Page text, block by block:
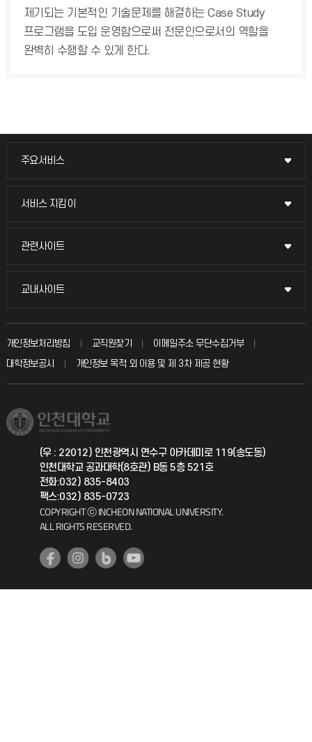
제기되는 기본적인 기술문제를 해결하는 Case Study
프로그램을 도입 운영함으로써 전문인으로서의 역할을
완벽히 수행할 수 있게 한다.
주요서비스
주요서비스
교무회의방송
입학안내
취업정보(학생)
서비스 지킴이
서비스 지킴이
묻고 답하기
칭찬마당
학생서비스 지킴이
관련사이트
관련사이트
국방헬프콜
총동문회
교내사이트
교내사이트
교수회
교육혁신본부
국제지원과
공자아카데미
기초교육원
개인정보처리방침 교직원찾기
이메일주소 무단수집거부
대학정보공시
개인정보 목적 외 이용 및 제 3차 제공 현황
(우 : 22012) 인천광역시 연수구 아카데미로 119(송도동)
인천대학교 공과대학(8호관) B동 5층 521호
전화:032) 835-8403
팩스:032) 835-0723
COPYRIGHT ⓒ INCHEON NATIONAL UNIVERSITY.
ALL RIGHTS RESERVED.